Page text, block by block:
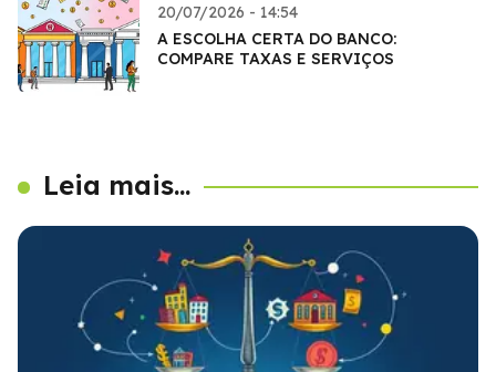
20/07/2026 - 14:54
A ESCOLHA CERTA DO BANCO:
COMPARE TAXAS E SERVIÇOS
Leia mais...